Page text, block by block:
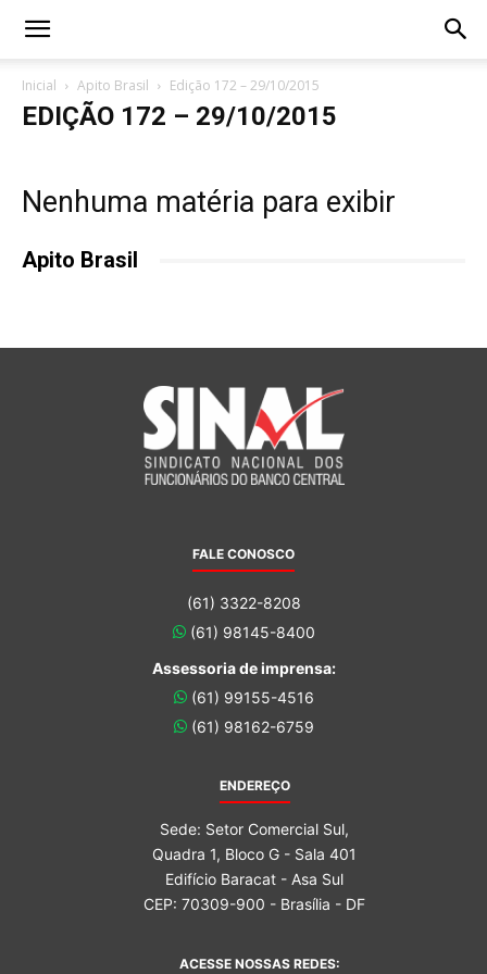
Inicial Apito Brasil Edição 172 – 29/10/2015
EDIÇÃO 172 – 29/10/2015
Nenhuma matéria para exibir
Apito Brasil
FALE CONOSCO
(61) 3322-8208
(61) 98145-8400
Assessoria de imprensa:
(61) 99155-4516
(61) 98162-6759
ENDEREÇO
Sede: Setor Comercial Sul,
Quadra 1, Bloco G - Sala 401
Edifício Baracat - Asa Sul
CEP: 70309-900 - Brasília - DF
ACESSE NOSSAS REDES: